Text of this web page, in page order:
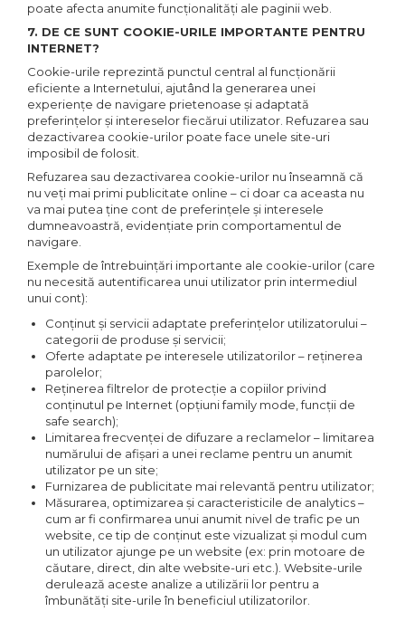
poate afecta anumite funcţionalităţi ale paginii web.
7. DE CE SUNT COOKIE-URILE IMPORTANTE PENTRU
INTERNET?
Cookie-urile reprezintă punctul central al funcţionării
eficiente a Internetului, ajutând la generarea unei
experienţe de navigare prietenoase şi adaptată
preferinţelor şi intereselor fiecărui utilizator. Refuzarea sau
dezactivarea cookie-urilor poate face unele site-uri
imposibil de folosit.
Refuzarea sau dezactivarea cookie-urilor nu înseamnă că
nu veţi mai primi publicitate online – ci doar ca aceasta nu
va mai putea ţine cont de preferinţele şi interesele
dumneavoastră, evidenţiate prin comportamentul de
navigare.
Exemple de întrebuinţări importante ale cookie-urilor (care
nu necesită autentificarea unui utilizator prin intermediul
unui cont):
Conţinut şi servicii adaptate preferinţelor utilizatorului –
categorii de produse şi servicii;
Oferte adaptate pe interesele utilizatorilor – reţinerea
parolelor;
Reţinerea filtrelor de protecţie a copiilor privind
conţinutul pe Internet (opţiuni family mode, funcţii de
safe search);
Limitarea frecvenţei de difuzare a reclamelor – limitarea
numărului de afişari a unei reclame pentru un anumit
utilizator pe un site;
Furnizarea de publicitate mai relevantă pentru utilizator;
Măsurarea, optimizarea şi caracteristicile de analytics –
cum ar fi confirmarea unui anumit nivel de trafic pe un
website, ce tip de conţinut este vizualizat şi modul cum
un utilizator ajunge pe un website (ex: prin motoare de
căutare, direct, din alte website-uri etc.). Website-urile
derulează aceste analize a utilizării lor pentru a
îmbunătăţi site-urile în beneficiul utilizatorilor.